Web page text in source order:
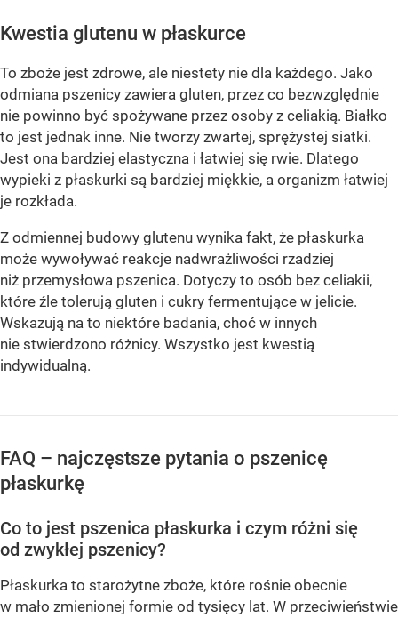
Kwestia glutenu w płaskurce
To zboże jest zdrowe, ale niestety nie dla każdego. Jako
odmiana pszenicy zawiera gluten, przez co bezwzględnie
nie powinno być spożywane przez osoby z celiakią. Białko
to jest jednak inne. Nie tworzy zwartej, sprężystej siatki.
Jest ona bardziej elastyczna i łatwiej się rwie. Dlatego
wypieki z płaskurki są bardziej miękkie, a organizm łatwiej
je rozkłada.
Z odmiennej budowy glutenu wynika fakt, że płaskurka
może wywoływać reakcje nadwrażliwości rzadziej
niż przemysłowa pszenica. Dotyczy to osób bez celiakii,
które źle tolerują gluten i cukry fermentujące w jelicie.
Wskazują na to niektóre badania, choć w innych
nie stwierdzono różnicy. Wszystko jest kwestią
indywidualną.
FAQ – najczęstsze pytania o pszenicę
płaskurkę
Co to jest pszenica płaskurka i czym różni się
od zwykłej pszenicy?
Płaskurka to starożytne zboże, które rośnie obecnie
w mało zmienionej formie od tysięcy lat. W przeciwieństwie